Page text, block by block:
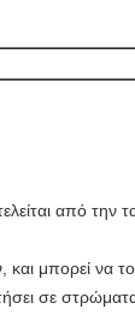
από την
μπορεί να
σε